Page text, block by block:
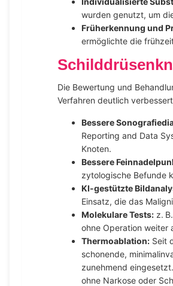
wurden genutzt, um
Früherkennung und
ermöglichte die
Die Bewertung und
Verfahren deutlich
Bessere
Reporting and Data
Knoten.
Bessere
zytologische Befunde
KI-gestützte
Einsatz, die das
Molekulare Tests:z.
ohne Operation weiter
Thermoablation:Seit
schonende,
zunehmend
ohne Narkose oder